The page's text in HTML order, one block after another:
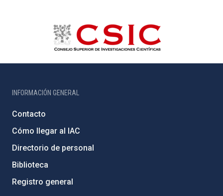
INFORMACIÓN GENERAL
Contacto
Cómo llegar al IAC
Directorio de personal
Biblioteca
Registro general